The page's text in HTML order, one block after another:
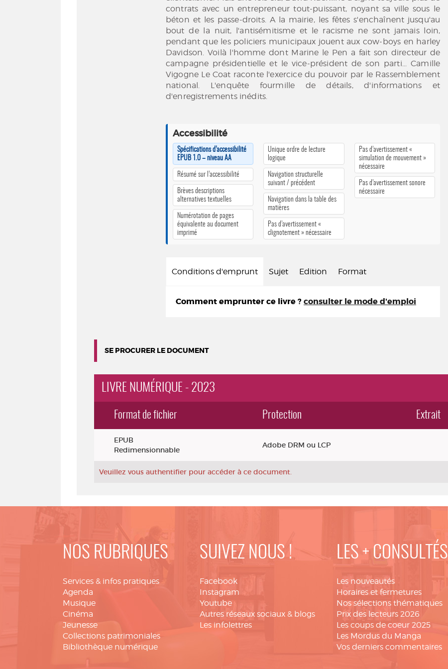
contrats avec un entrepreneur tout-puissant, noyant sa ville sous le
béton et les passe-droits. A la mairie, les fêtes s'enchaînent jusqu'au
bout de la nuit, l'antisémitisme et le racisme ne sont jamais loin,
pendant que les policiers municipaux jouent aux cow-boys en harley
Davidson. Voilà l'homme dont Marine le Pen a fait son directeur de
campagne présidentielle et le vice-président de son parti... Camille
Vigogne Le Coat raconte l'exercice du pouvoir par le Rassemblement
national. L'enquête fourmille de détails, d'informations et
d'enregistrements inédits.
Accessibilité
Spécifications d’accessibilité
EPUB 1.0 – niveau AA
Résumé sur l’accessibilité
Brèves descriptions
alternatives textuelles
Numérotation de pages
équivalente au document
imprimé
Unique ordre de lecture
logique
Navigation structurelle
suivant / précédent
Navigation dans la table des
matières
Pas d’avertissement «
clignotement » nécessaire
Pas d’avertissement «
simulation de mouvement »
nécessaire
Pas d’avertissement sonore
nécessaire
Conditions d'emprunt Sujet Edition Format
Comment emprunter ce livre ? consulter le mode d'emploi
SE PROCURER LE DOCUMENT
LIVRE NUMÉRIQUE - 2023
Exemplaires
Format de fichier Protection Extrait
EPUB
Redimensionnable
Adobe DRM ou LCP
Veuillez vous authentifier pour accéder à ce document.
NOS RUBRIQUES
Services & infos pratiques
Agenda
Musique
Cinéma
Jeunesse
Collections patrimoniales
Bibliothèque numérique
SUIVEZ NOUS !
Facebook
Instagram
Youtube
Autres réseaux sociaux & blogs
Les infolettres
LES + CONSULTÉS
Les nouveautés
Horaires et fermetures
Nos sélections thématiques
Prix des lecteurs 2026
Les coups de coeur 2025
Les Mordus du Manga
Vos derniers commentaires